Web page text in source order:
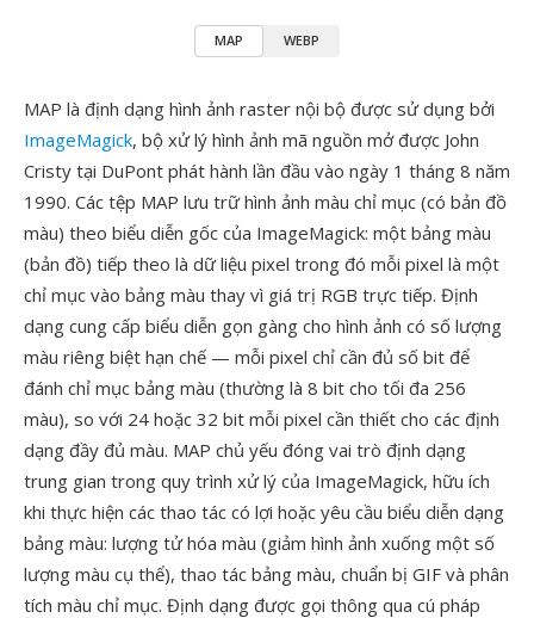
MAP WEBP
MAP là định dạng hình ảnh raster nội bộ được sử dụng bởi
ImageMagick, bộ xử lý hình ảnh mã nguồn mở được John
Cristy tại DuPont phát hành lần đầu vào ngày 1 tháng 8 năm
1990. Các tệp MAP lưu trữ hình ảnh màu chỉ mục (có bản đồ
màu) theo biểu diễn gốc của ImageMagick: một bảng màu
(bản đồ) tiếp theo là dữ liệu pixel trong đó mỗi pixel là một
chỉ mục vào bảng màu thay vì giá trị RGB trực tiếp. Định
dạng cung cấp biểu diễn gọn gàng cho hình ảnh có số lượng
màu riêng biệt hạn chế — mỗi pixel chỉ cần đủ số bit để
đánh chỉ mục bảng màu (thường là 8 bit cho tối đa 256
màu), so với 24 hoặc 32 bit mỗi pixel cần thiết cho các định
dạng đầy đủ màu. MAP chủ yếu đóng vai trò định dạng
trung gian trong quy trình xử lý của ImageMagick, hữu ích
khi thực hiện các thao tác có lợi hoặc yêu cầu biểu diễn dạng
bảng màu: lượng tử hóa màu (giảm hình ảnh xuống một số
lượng màu cụ thể), thao tác bảng màu, chuẩn bị GIF và phân
tích màu chỉ mục. Định dạng được gọi thông qua cú pháp